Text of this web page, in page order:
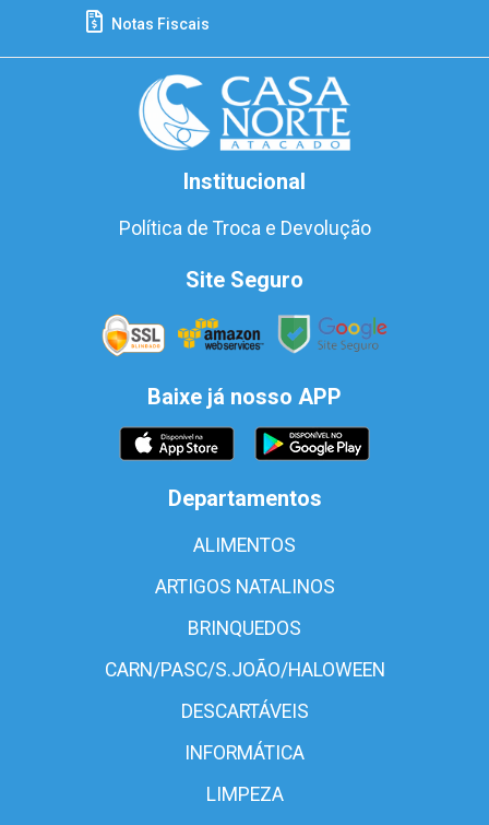
Notas Fiscais
Institucional
Política de Troca e Devolução
Site Seguro
Baixe já nosso APP
Departamentos
ALIMENTOS
ARTIGOS NATALINOS
BRINQUEDOS
CARN/PASC/S.JOÃO/HALOWEEN
DESCARTÁVEIS
INFORMÁTICA
LIMPEZA